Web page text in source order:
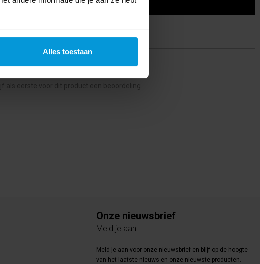
Alles toestaan
als eerste voor dit product een beoordeling
Onze nieuwsbrief
Meld je aan
Meld je aan voor onze nieuwsbrief en blijf op de hoogte
van het laatste nieuws en onze nieuwste producten.